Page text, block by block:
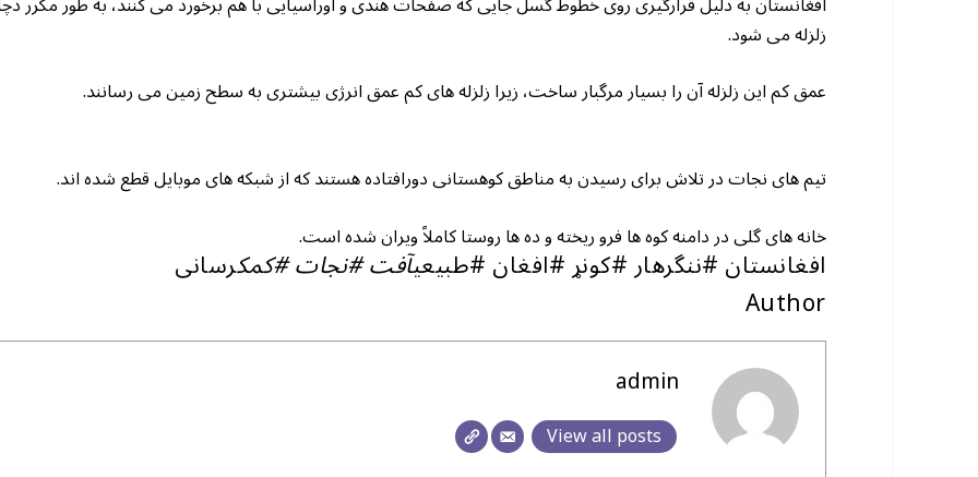
زلزله می شود.
عمق کم این زلزله آن را بسیار مرگبار ساخت، زیرا زلزله های کم عمق انرژی بیشتری به سطح زمین می رسانند.
تیم های نجات در تلاش برای رسیدن به مناطق کوهستانی دورافتاده هستند که از شبکه های موبایل قطع شده اند.
خانه های گلی در دامنه کوه ها فرو ریخته و ده ها روستا کاملاً ویران شده است.
افغانستان #ننگرهار #کونړ #افغان #طبیعیآفت #نجات #کمکرسانی
Author
admin
View all posts